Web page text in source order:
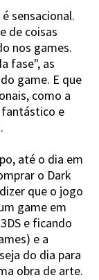
sensacional.
de coisas
nos games.
fase", as
game. E que
como a
fantástico e
até o dia em
o Dark
que o jogo
game em
e ficando
e a
do dia para
obra de arte.